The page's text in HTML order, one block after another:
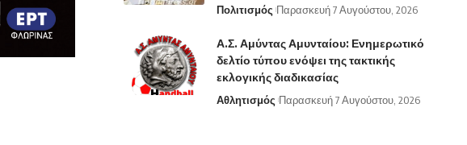
Πολιτισμός Παρασκευή 7 Αυγούστου, 2026
Α.Σ. Αμύντας Αμυνταίου: Ενημερωτικό
δελτίο τύπου ενόψει της τακτικής
εκλογικής διαδικασίας
Αθλητισμός Παρασκευή 7 Αυγούστου, 2026